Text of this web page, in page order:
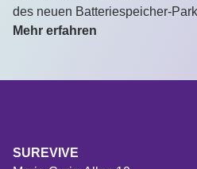
des neuen Batteriespeicher-
Mehr erfahren
SUREVIVE